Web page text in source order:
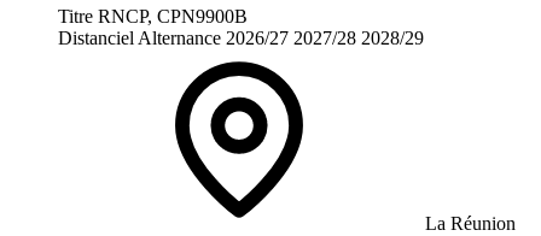
Titre RNCP, CPN9900B
Distanciel Alternance 2026/27 2027/28 2028/29
La Réunion